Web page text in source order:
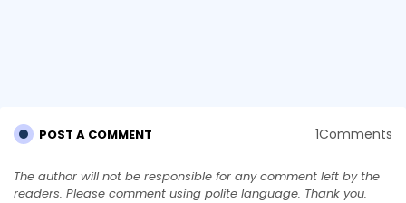
POST A COMMENT 1Comments
The author will not be responsible for any comment left by the
readers. Please comment using polite language. Thank you.